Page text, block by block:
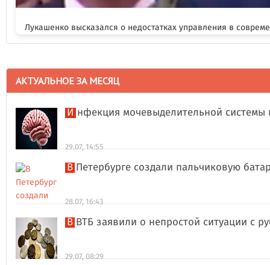
Лукашенко высказался о недостатках управления в
АКТУАЛЬНОЕ ЗА МЕСЯЦ
Инфекция мочевыделительной
29.07, 14:55
В Петербурге создали пальчиковую
28.07, 16:43
В ВТБ заявили о непростой ситуации с
29.07, 08:29